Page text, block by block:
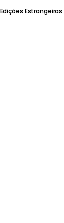
Edições Estrangeiras